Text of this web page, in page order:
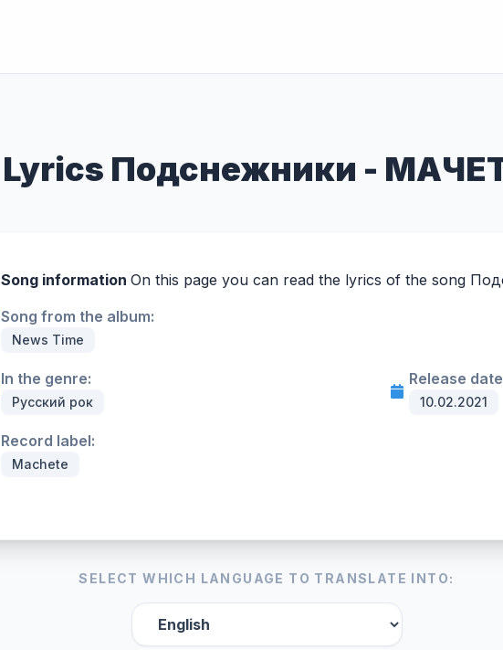
Lyrics Подснежники -
Song information On this page you can read the lyrics of the song
Song from the album:
News Time
In the genre:
Русский рок
Release
10.02.2021
Record label:
Machete
SELECT WHICH LANGUAGE TO TRANSLATE INTO: